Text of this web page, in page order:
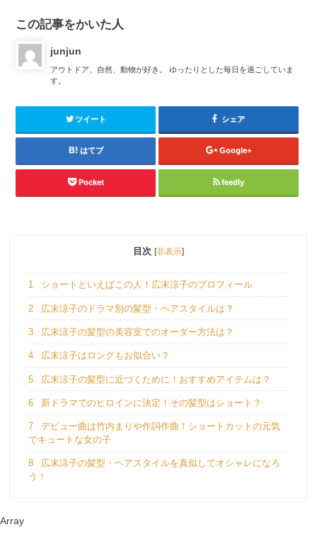
この記事をかいた人
junjun
アウトドア、自然、動物が好き。 ゆったりとした毎日を過ごしていま
す。
ツイート シェア
はてブ Google+
Pocket feedly
目次 [非表示]
1 ショートといえばこの人！広末涼子のプロフィール
2 広末涼子のドラマ別の髪型・ヘアスタイルは？
3 広末涼子の髪型の美容室でのオーダー方法は？
4 広末涼子はロングもお似合い？
5 広末涼子の髪型に近づくために！おすすめアイテムは？
6 新ドラマでのヒロインに決定！その髪型はショート？
7
デビュー曲は竹内まりや作詞作曲！ショートカットの元気
でキュートな女の子
8
広末涼子の髪型・ヘアスタイルを真似してオシャレになろ
う！
Array